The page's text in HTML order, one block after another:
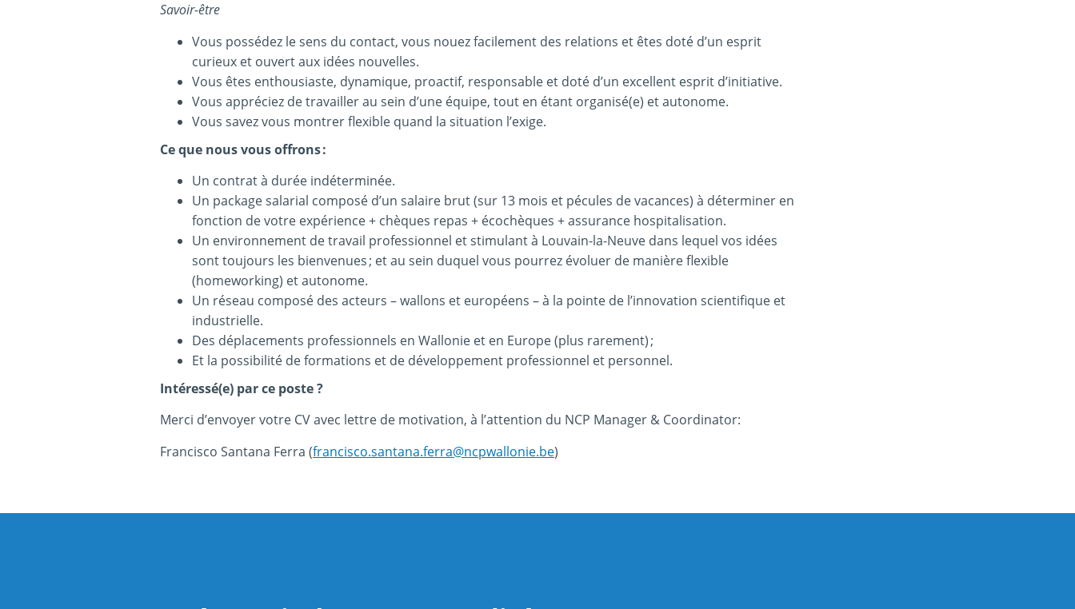
Savoir-être
Vous possédez le sens du contact, vous nouez facilement des relations et êtes doté d’un esprit
curieux et ouvert aux idées nouvelles.
Vous êtes enthousiaste, dynamique, proactif, responsable et doté d’un excellent esprit d’initiative.
Vous appréciez de travailler au sein d’une équipe, tout en étant organisé(e) et autonome.
Vous savez vous montrer flexible quand la situation l’exige.
Ce que nous vous offrons :
Un contrat à durée indéterminée.
Un package salarial composé d’un salaire brut (sur 13 mois et pécules de vacances) à déterminer en
fonction de votre expérience + chèques repas + écochèques + assurance hospitalisation.
Un environnement de travail professionnel et stimulant à Louvain-la-Neuve dans lequel vos idées
sont toujours les bienvenues ; et au sein duquel vous pourrez évoluer de manière flexible
(homeworking) et autonome.
Un réseau composé des acteurs – wallons et européens – à la pointe de l’innovation scientifique et
industrielle.
Des déplacements professionnels en Wallonie et en Europe (plus rarement) ;
Et la possibilité de formations et de développement professionnel et personnel.
Intéressé(e) par ce poste ?
Merci d’envoyer votre CV avec lettre de motivation, à l’attention du NCP Manager & Coordinator:
Francisco Santana Ferra (francisco.santana.ferra@ncpwallonie.be)